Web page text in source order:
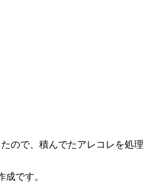
たので、積んでたアレコレを処理
です。